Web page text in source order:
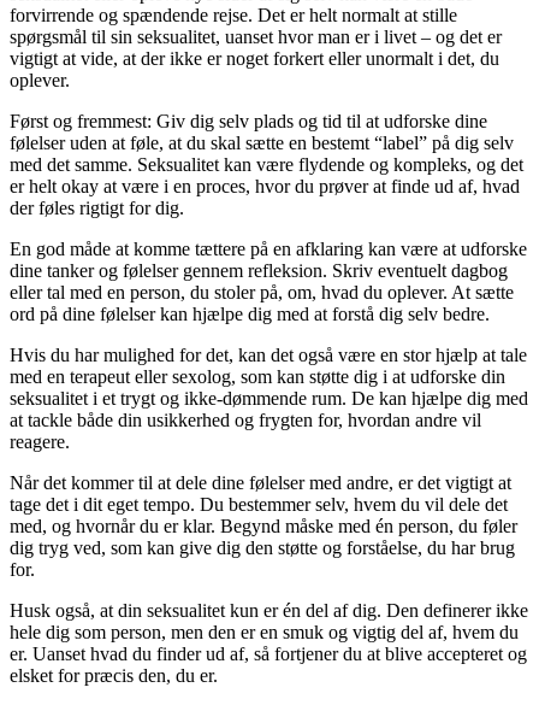
forvirrende og spændende rejse. Det er helt normalt at stille
spørgsmål til sin seksualitet, uanset hvor man er i livet – og det er
vigtigt at vide, at der ikke er noget forkert eller unormalt i det, du
oplever.
Først og fremmest: Giv dig selv plads og tid til at udforske dine
følelser uden at føle, at du skal sætte en bestemt “label” på dig selv
med det samme. Seksualitet kan være flydende og kompleks, og det
er helt okay at være i en proces, hvor du prøver at finde ud af, hvad
der føles rigtigt for dig.
En god måde at komme tættere på en afklaring kan være at udforske
dine tanker og følelser gennem refleksion. Skriv eventuelt dagbog
eller tal med en person, du stoler på, om, hvad du oplever. At sætte
ord på dine følelser kan hjælpe dig med at forstå dig selv bedre.
Hvis du har mulighed for det, kan det også være en stor hjælp at tale
med en terapeut eller sexolog, som kan støtte dig i at udforske din
seksualitet i et trygt og ikke-dømmende rum. De kan hjælpe dig med
at tackle både din usikkerhed og frygten for, hvordan andre vil
reagere.
Når det kommer til at dele dine følelser med andre, er det vigtigt at
tage det i dit eget tempo. Du bestemmer selv, hvem du vil dele det
med, og hvornår du er klar. Begynd måske med én person, du føler
dig tryg ved, som kan give dig den støtte og forståelse, du har brug
for.
Husk også, at din seksualitet kun er én del af dig. Den definerer ikke
hele dig som person, men den er en smuk og vigtig del af, hvem du
er. Uanset hvad du finder ud af, så fortjener du at blive accepteret og
elsket for præcis den, du er.